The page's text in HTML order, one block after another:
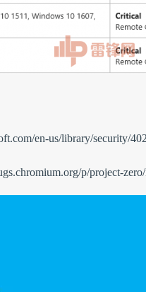
en-us/library/security/
p/project-